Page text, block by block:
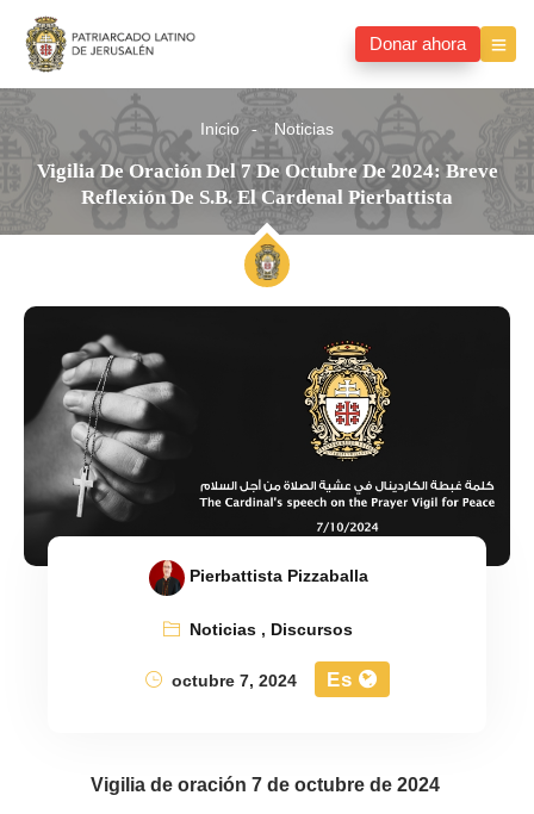
Donar ahora
Inicio Noticias
Vigilia De Oración Del 7 De Octubre De 2024: Breve
Reflexión De S.B. El Cardenal Pierbattista
Pierbattista Pizzaballa
Noticias, Discursos
octubre 7, 2024
Es
Vigilia de oración 7 de octubre de 2024